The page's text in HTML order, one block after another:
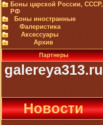
Боны царской России, СССР,
РФ
Боны иностранные
Фалеристика
Аксессуары
Архив
Партнеры
galereya313.ru
Новости